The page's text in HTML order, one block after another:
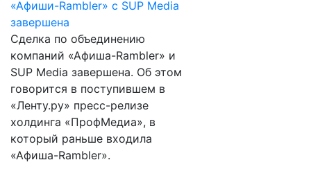
Сделка по объединению
компаний «Афиша-Rambler» и
SUP Media завершена. Об этом
говорится в поступившем в
«Ленту.ру» пресс-релизе
холдинга «ПрофМедиа», в
который раньше входила
«Афиша-Rambler».